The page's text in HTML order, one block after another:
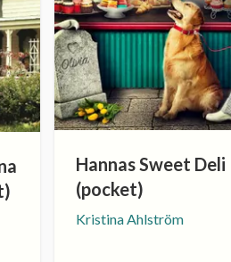
Hannas Sweet Deli
(pocket)
Kristina Ahlström